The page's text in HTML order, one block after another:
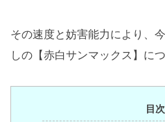
その速度と妨害能力により、
しの【赤白サンマックス】に
目次